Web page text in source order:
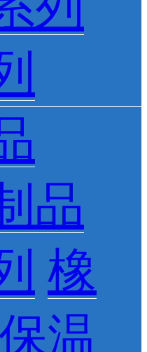
品
橡
温